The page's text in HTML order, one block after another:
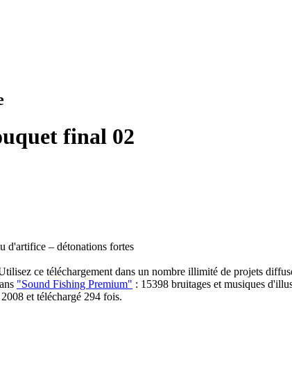
final 02
d'artifice – détonations fortes
ce téléchargement dans un nombre illimité de projets
"Sound Fishing Premium" : 15398 bruitages et musiques
et téléchargé 294 fois.